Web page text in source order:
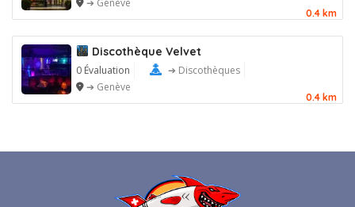
0.4 km
Discothèque Velvet
0 Évaluation
➔ Discothèques
➔ Genève
0.4 km